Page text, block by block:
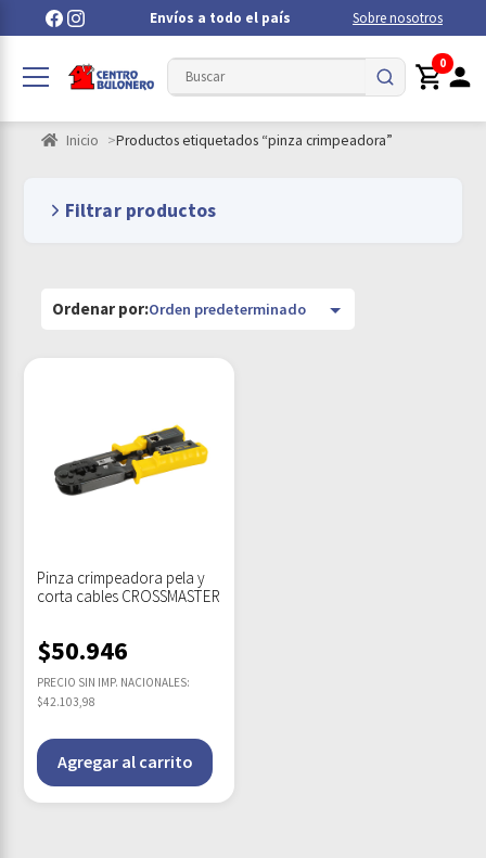
Envíos a todo el país Sobre nosotros
0
Inicio Productos etiquetados “pinza crimpeadora”
Filtrar productos
Pinza crimpeadora pela y
corta cables CROSSMASTER
$50.946
PRECIO SIN IMP. NACIONALES:
$42.103,98
Agregar al carrito